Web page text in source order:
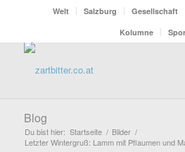
Welt Salzburg Gesellschaft
Kolumne
Blog
Du bist hier: Startseite / Bilder /
Letzter Wintergruß: Lamm mit Pflaumen und